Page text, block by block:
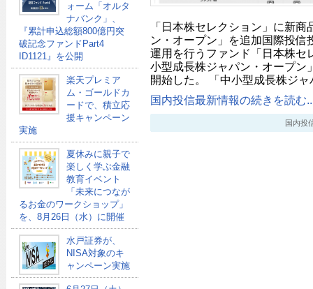
ォーム「オルタ
ナバンク」、
『累計申込総額800億円突
破記念ファンドPart4
ID1121』を公開
楽天プレミア
ム・ゴールドカ
ードで、積立応
援キャンペーン
実施
夏休みに親子で
楽しく学ぶ金融
教育イベント
「未来につなが
るお金のワークショップ」
を、8月26日（水）に開催
水戸証券が、
NISA対象のキ
ャンペーン実施
「日本株セレクション」に新
ン・オープン」を追加国際投信
運用を行うファンド「日本株セ
小型成長株ジャパン・オープン
開始した。 「中小型成長株ジ
国内投信最新情報の続きを読む
国内投